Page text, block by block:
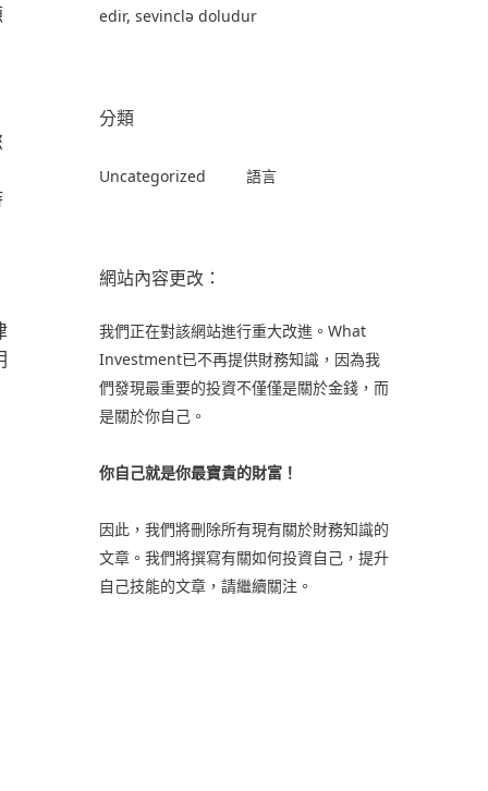
edir, sevinclə doludur
分類
Uncategorized 語言
網站內容更改：
我們正在對該網站進行重大改進。What
Investment已不再提供財務知識，因為我
們發現最重要的投資不僅僅是關於金錢，而
是關於你自己。
你自己就是你最寶貴的財富！
因此，我們將刪除所有現有關於財務知識的
文章。我們將撰寫有關如何投資自己，提升
自己技能的文章，請繼續關注。